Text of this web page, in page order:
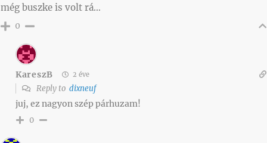
még buszke is volt rá…
0
KareszB 2 éve
Reply to dixneuf
juj, ez nagyon szép párhuzam!
0